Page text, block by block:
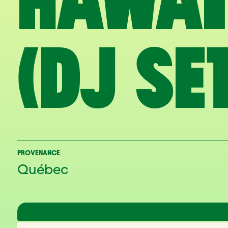
(DJ
PROVENANCE
Québec